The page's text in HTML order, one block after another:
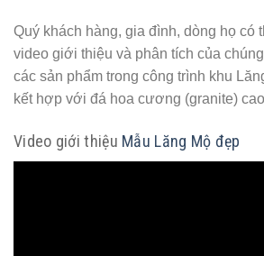
Quý khách hàng, gia đình, dòng họ có
video giới thiệu và phân tích của
các sản phẩm trong công trình khu
kết hợp với đá hoa cương (granite)
Video giới thiệu Mẫu Lăng Mộ đẹp